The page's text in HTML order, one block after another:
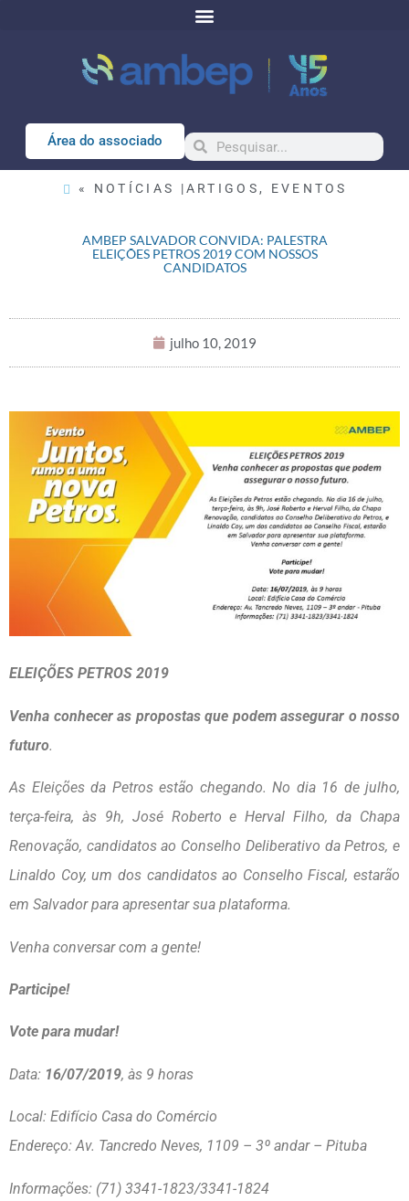
Área do associado
« NOTÍCIAS |ARTIGOS , EVENTOS
AMBEP SALVADOR CONVIDA: PALESTRA
ELEIÇÕES PETROS 2019 COM NOSSOS
CANDIDATOS
julho 10, 2019
ELEIÇÕES PETROS 2019
Venha conhecer as propostas que podem assegurar o nosso
futuro.
As Eleições da Petros estão chegando. No dia 16 de julho,
terça-feira, às 9h, José Roberto e Herval Filho, da Chapa
Renovação, candidatos ao Conselho Deliberativo da Petros, e
Linaldo Coy, um dos candidatos ao Conselho Fiscal, estarão
em Salvador para apresentar sua plataforma.
Venha conversar com a gente!
Participe!
Vote para mudar!
Data: 16/07/2019, às 9 horas
Local: Edifício Casa do Comércio
Endereço: Av. Tancredo Neves, 1109 – 3º andar – Pituba
Informações: (71) 3341-1823/3341-1824